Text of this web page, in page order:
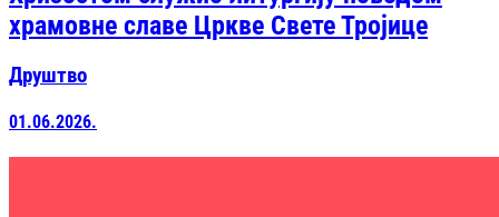
храмовне славе Цркве Свете Тројице
Друштво
01.06.2026.